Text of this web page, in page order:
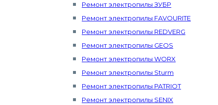
Ремонт электропилы ЗУБР
Ремонт электропилы FAVOURITE
Ремонт электропилы REDVERG
Ремонт электропилы GEOS
Ремонт электропилы WORX
Ремонт электропилы Sturm
Ремонт электропилы PATRIOT
Ремонт электропилы SENIX